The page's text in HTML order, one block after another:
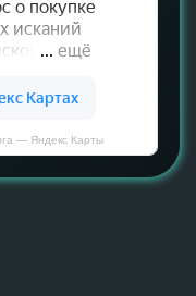
— Яндекс Карты